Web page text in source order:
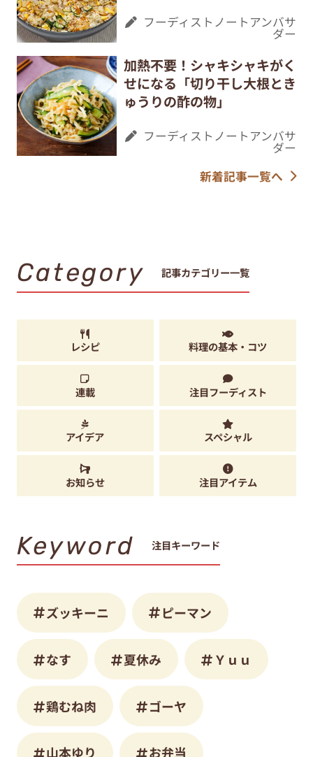
フーディストノートアンバサ
ダー
加熱不要！シャキシャキがく
せになる「切り干し大根とき
ゅうりの酢の物」
フーディストノートアンバサ
ダー
新着記事一覧へ
Category 記事カテゴリー一覧
レシピ 料理の基本・コツ
連載 注目フーディスト
アイデア スペシャル
お知らせ 注目アイテム
Keyword 注目キーワード
ズッキーニ ピーマン
なす 夏休み Ｙｕｕ
鶏むね肉 ゴーヤ
山本ゆり お弁当